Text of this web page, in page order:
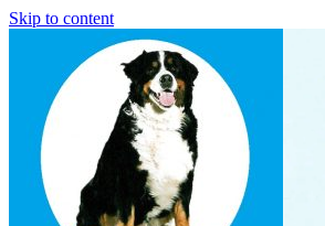
Skip to content